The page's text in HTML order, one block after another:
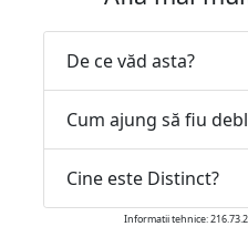
De ce văd asta?
Cum ajung să fiu
Cine este Distinct?
Informatii tehnice: